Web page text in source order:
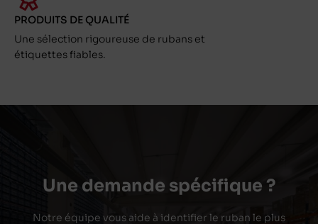
PRODUITS DE QUALITÉ
Une sélection rigoureuse de rubans et
étiquettes fiables.
Une demande spécifique ?
Notre équipe vous aide à identifier le ruban le plus